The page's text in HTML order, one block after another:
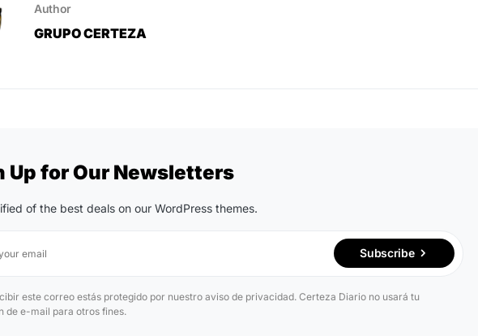
Author
GRUPO CERTEZA
Up for Our Newsletters
of the best deals on our WordPress themes.
Subscribe
este correo estás protegido por nuestro aviso de privacidad. Certeza Diario no usará tu
de e-mail para otros fines.